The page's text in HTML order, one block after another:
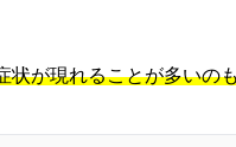
状が現れることが多いの